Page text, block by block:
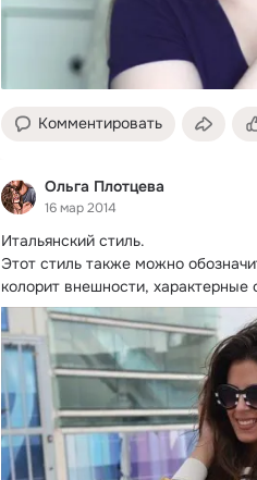
Комментировать
Ольга Плотцева
16 мар 2014
Итальянский стиль.
Этот стиль также можно
колорит внешности, характерные